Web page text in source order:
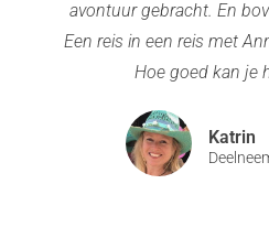
avontuur gebracht. En
Een reis in een reis met
Hoe goed kan je
Katrin